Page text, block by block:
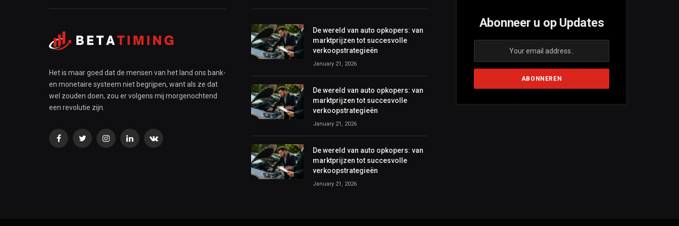
Het is maar goed dat de mensen van het land ons bank-
en monetaire systeem niet begrijpen, want als ze dat
wel zouden doen, zou er volgens mij morgenochtend
een revolutie zijn.
FacebookTwitterInstagramLinkedInVKontakte
De wereld van auto opkopers: van
marktprijzen tot succesvolle
verkoopstrategieën
January 21, 2026
De wereld van auto opkopers: van
marktprijzen tot succesvolle
verkoopstrategieën
January 21, 2026
De wereld van auto opkopers: van
marktprijzen tot succesvolle
verkoopstrategieën
January 21, 2026
Abonneer u op Updates